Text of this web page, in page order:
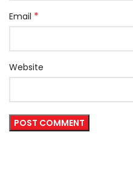
Email *
Website